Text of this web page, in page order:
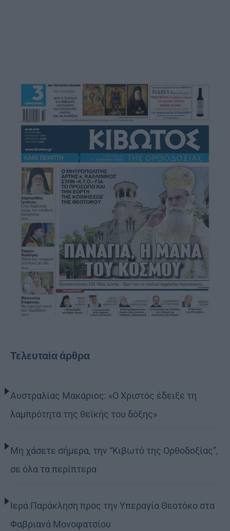
Τελευταία άρθρα
Αυστραλίας Μακάριος: «Ο Χριστός έδειξε τη
λαμπρότητα της θεϊκής του δόξης»
Μη χάσετε σήμερα, την “Κιβωτό της Ορθοδοξίας”,
σε όλα τα περίπτερα
Ιερά Παράκληση προς την Υπεραγία Θεοτόκο στα
Φαβριανά Μονοφατσίου